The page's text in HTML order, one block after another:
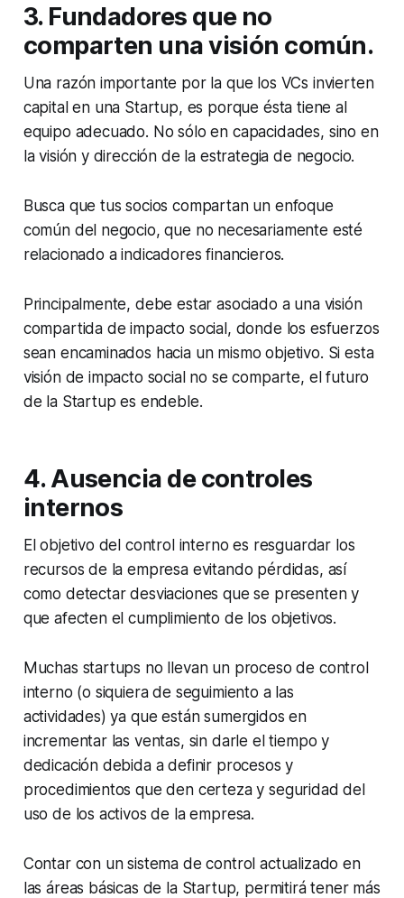
3. Fundadores que no
comparten una visión común.
Una razón importante por la que los VCs invierten
capital en una Startup, es porque ésta tiene al
equipo adecuado. No sólo en capacidades, sino en
la visión y dirección de la estrategia de negocio.
Busca que tus socios compartan un enfoque
común del negocio, que no necesariamente esté
relacionado a indicadores financieros.
Principalmente, debe estar asociado a una visión
compartida de impacto social, donde los esfuerzos
sean encaminados hacia un mismo objetivo. Si esta
visión de impacto social no se comparte, el futuro
de la Startup es endeble.
4. Ausencia de controles
internos
El objetivo del control interno es resguardar los
recursos de la empresa evitando pérdidas, así
como detectar desviaciones que se presenten y
que afecten el cumplimiento de los objetivos.
Muchas startups no llevan un proceso de control
interno (o siquiera de seguimiento a las
actividades) ya que están sumergidos en
incrementar las ventas, sin darle el tiempo y
dedicación debida a definir procesos y
procedimientos que den certeza y seguridad del
uso de los activos de la empresa.
Contar con un sistema de control actualizado en
las áreas básicas de la Startup, permitirá tener más